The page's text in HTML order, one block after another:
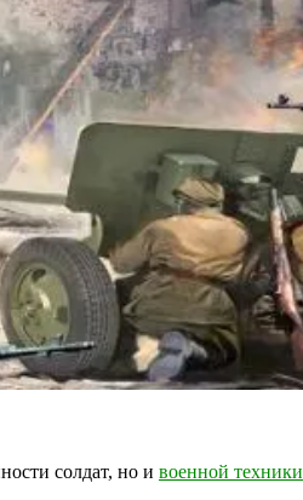
солдат, но и военной техники